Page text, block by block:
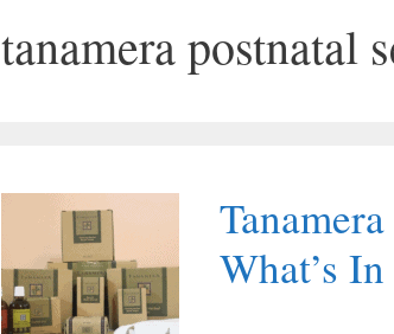
tanamera postnatal
What’s